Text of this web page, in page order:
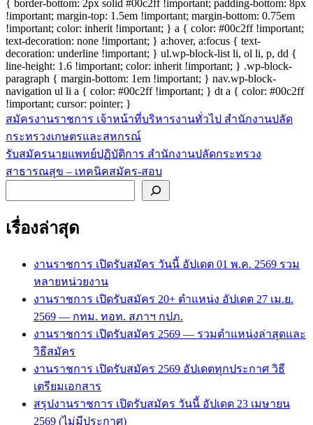
{ border-bottom: 2px solid #00c2ff !important; padding-bottom: 8px
!important; margin-top: 1.5em !important; margin-bottom: 0.75em
!important; color: inherit !important; } a { color: #00c2ff !important;
text-decoration: none !important; } a:hover, a:focus { text-
decoration: underline !important; } ul.wp-block-list li, ol li, p, dd {
line-height: 1.6 !important; color: inherit !important; } .wp-block-
paragraph { margin-bottom: 1em !important; } nav.wp-block-
navigation ul li a { color: #00c2ff !important; } dt a { color: #00c2ff
!important; cursor: pointer; }
แนะแนว
เรื่อง
สมัครงานราชการ เจ้าหน้าที่บริหารงานทั่วไป สำนักงานปลัด
กระทรวงเกษตรและสหกรณ์
รับสมัครนายแพทย์ปฏิบัติการ สำนักงานปลัดกระทรวง
สาธารณสุข – เทคนิคสมัคร-สอบ
เรื่องล่าสุด
งานราชการ เปิดรับสมัคร วันนี้ อัปเดต 01 พ.ค. 2569 รวม
หลายหน่วยงาน
งานราชการ เปิดรับสมัคร 20+ ตำแหน่ง อัปเดต 27 เม.ย.
2569 — กทม. ทอท. สภาฯ กปภ.
งานราชการ เปิดรับสมัคร 2569 — รวมตำแหน่งล่าสุดและ
วิธีสมัคร
งานราชการ เปิดรับสมัคร 2569 อัปเดตทุกประกาศ วิธี
เตรียมเอกสาร
สรุปงานราชการ เปิดรับสมัคร วันนี้ อัปเดต 23 เมษายน
2569 (ไม่มีประกาศ)